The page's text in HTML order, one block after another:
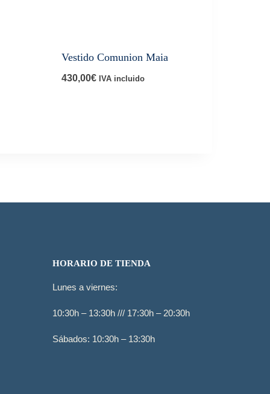
Vestido Comunion Maia
430,00€ IVA incluido
HORARIO DE TIENDA
Lunes a viernes:
10:30h – 13:30h /// 17:30h – 20:30h
Sábados: 10:30h – 13:30h